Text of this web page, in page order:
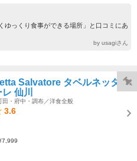
ゆっくり食事ができる場所」と口コミにあ
by usagiさん
Salvatore タベルネッタ
仙川
田・府中・調布／洋食全般
3.6